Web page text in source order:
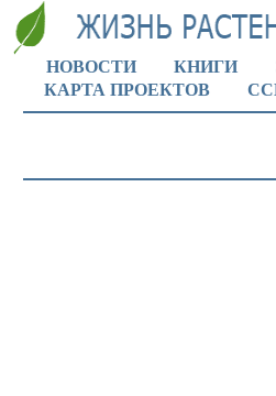
НОВОСТИ КНИГИ
КАРТА ПРОЕКТОВ